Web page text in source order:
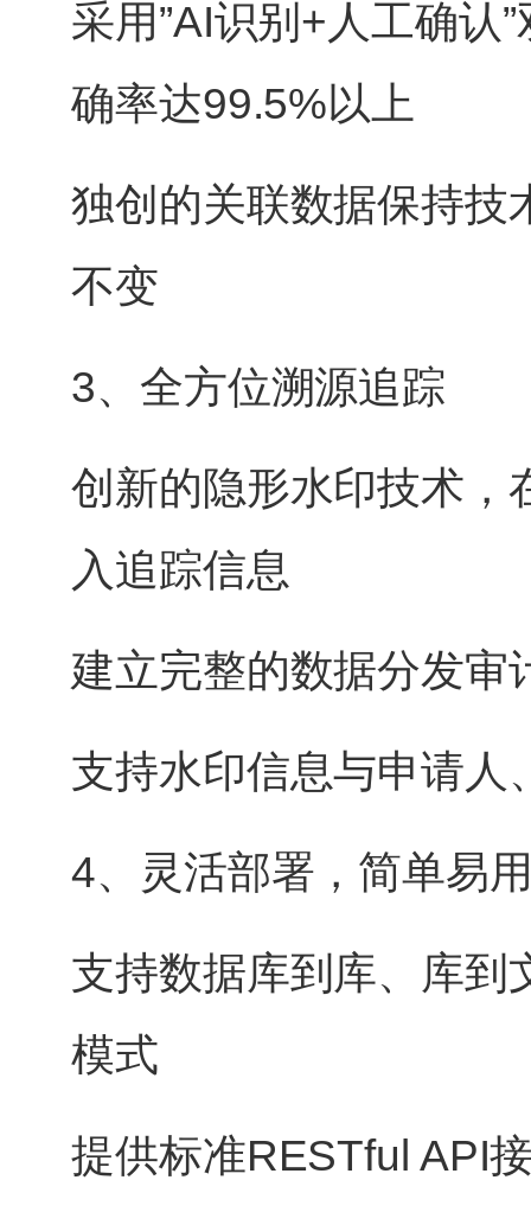
采用”AI识别+人工确认
确率达99.5%以上
独创的关联数据保持技
不变
3、全方位溯源追踪
创新的隐形水印技术，
入追踪信息
建立完整的数据分发审
支持水印信息与申请人
4、灵活部署，简单易
支持数据库到库、库到
模式
提供标准RESTful API